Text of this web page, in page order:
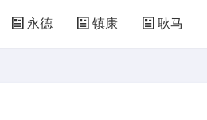
永德 镇康 耿马